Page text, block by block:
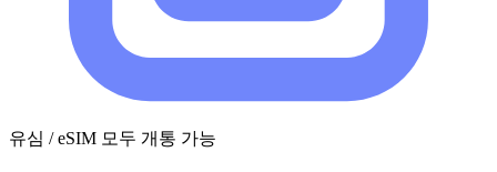
유심 / eSIM 모두 개통 가능